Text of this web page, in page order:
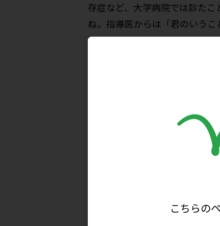
存症など、大学病院では診た
ね。指導医からは「君のいう
床の基礎を叩きこまれました
その後、大阪市立大学から
院検診センター長）と出会っ
たことがあったかな」くらい
れてしまった次第です。山本
の影響をテーマに研究を進め